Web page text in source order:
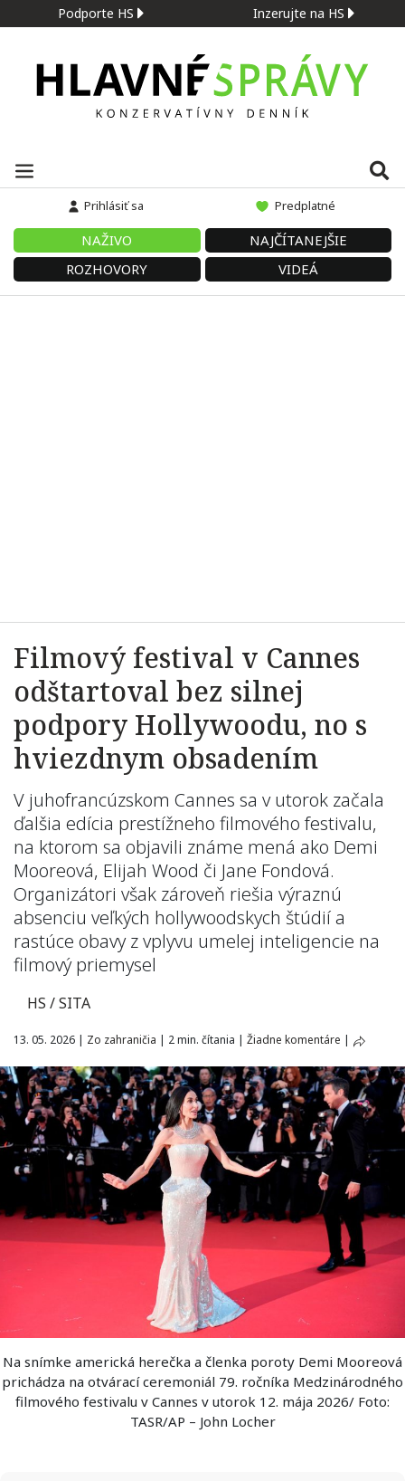
Podporte HS Inzerujte na HS
Prihlásiť sa Predplatné
NAŽIVO
NAJČÍTANEJŠIE
ROZHOVORY
VIDEÁ
Filmový festival v Cannes
odštartoval bez silnej
podpory Hollywoodu, no s
hviezdnym obsadením
V juhofrancúzskom Cannes sa v utorok začala
ďalšia edícia prestížneho filmového festivalu,
na ktorom sa objavili známe mená ako Demi
Mooreová, Elijah Wood či Jane Fondová.
Organizátori však zároveň riešia výraznú
absenciu veľkých hollywoodskych štúdií a
rastúce obavy z vplyvu umelej inteligencie na
filmový priemysel
HS / SITA
13. 05. 2026 | Zo zahraničia | 2 min. čítania | Žiadne komentáre |
Na snímke americká herečka a členka poroty Demi Mooreová
prichádza na otvárací ceremoniál 79. ročníka Medzinárodného
filmového festivalu v Cannes v utorok 12. mája 2026/ Foto:
TASR/AP – John Locher